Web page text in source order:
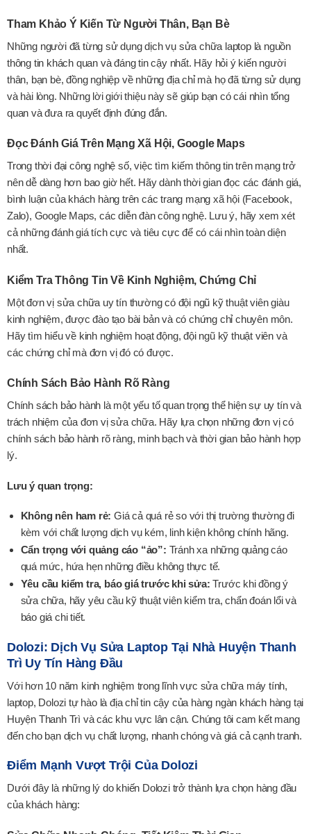
Tham Khảo Ý Kiến Từ Người Thân, Bạn Bè
Những người đã từng sử dụng dịch vụ sửa chữa laptop là nguồn
thông tin khách quan và đáng tin cậy nhất. Hãy hỏi ý kiến người
thân, bạn bè, đồng nghiệp về những địa chỉ mà họ đã từng sử dụng
và hài lòng. Những lời giới thiệu này sẽ giúp bạn có cái nhìn tổng
quan và đưa ra quyết định đúng đắn.
Đọc Đánh Giá Trên Mạng Xã Hội, Google Maps
Trong thời đại công nghệ số, việc tìm kiếm thông tin trên mạng trở
nên dễ dàng hơn bao giờ hết. Hãy dành thời gian đọc các đánh giá,
bình luận của khách hàng trên các trang mạng xã hội (Facebook,
Zalo), Google Maps, các diễn đàn công nghệ. Lưu ý, hãy xem xét
cả những đánh giá tích cực và tiêu cực để có cái nhìn toàn diện
nhất.
Kiểm Tra Thông Tin Về Kinh Nghiệm, Chứng Chỉ
Một đơn vị sửa chữa uy tín thường có đội ngũ kỹ thuật viên giàu
kinh nghiệm, được đào tạo bài bản và có chứng chỉ chuyên môn.
Hãy tìm hiểu về kinh nghiệm hoạt động, đội ngũ kỹ thuật viên và
các chứng chỉ mà đơn vị đó có được.
Chính Sách Bảo Hành Rõ Ràng
Chính sách bảo hành là một yếu tố quan trọng thể hiện sự uy tín và
trách nhiệm của đơn vị sửa chữa. Hãy lựa chọn những đơn vị có
chính sách bảo hành rõ ràng, minh bạch và thời gian bảo hành hợp
lý.
Lưu ý quan trọng:
Không nên ham rẻ: Giá cả quá rẻ so với thị trường thường đi
kèm với chất lượng dịch vụ kém, linh kiện không chính hãng.
Cẩn trọng với quảng cáo “ảo”: Tránh xa những quảng cáo
quá mức, hứa hẹn những điều không thực tế.
Yêu cầu kiểm tra, báo giá trước khi sửa: Trước khi đồng ý
sửa chữa, hãy yêu cầu kỹ thuật viên kiểm tra, chẩn đoán lổi và
báo giá chi tiết.
Dolozi: Dịch Vụ Sửa Laptop Tại Nhà Huyện Thanh
Trì Uy Tín Hàng Đầu
Với hơn 10 năm kinh nghiệm trong lĩnh vực sửa chữa máy tính,
laptop, Dolozi tự hào là địa chỉ tin cậy của hàng ngàn khách hàng tại
Huyện Thanh Trì và các khu vực lân cận. Chúng tôi cam kết mang
đến cho bạn dịch vụ chất lượng, nhanh chóng và giá cả cạnh tranh.
Điểm Mạnh Vượt Trội Của Dolozi
Dưới đây là những lý do khiến Dolozi trở thành lựa chọn hàng đầu
của khách hàng: